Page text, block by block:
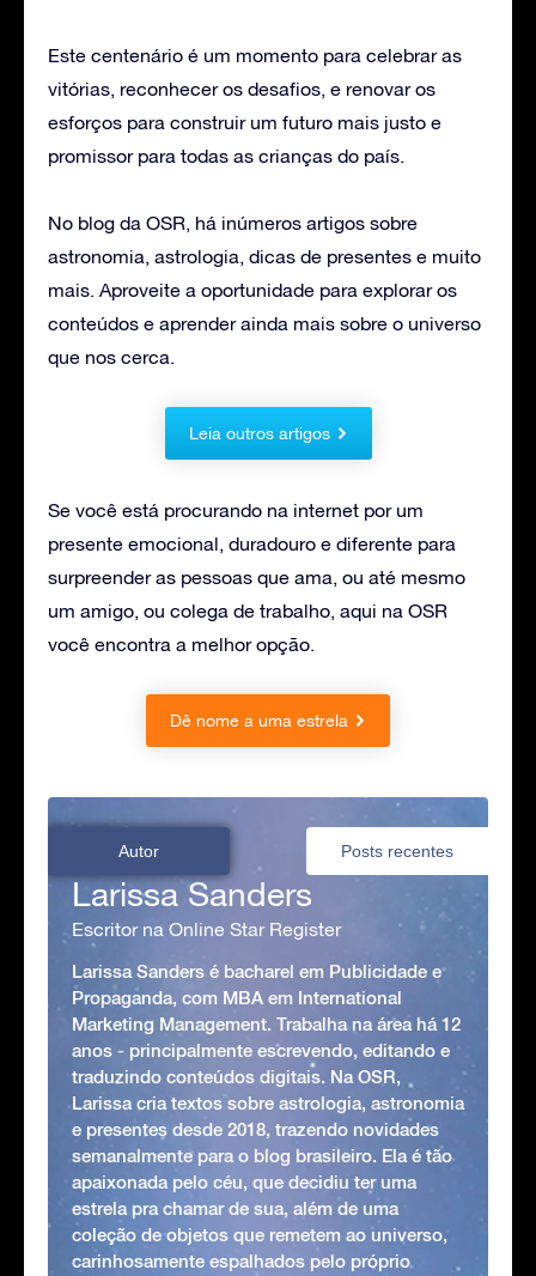
Este centenário é um momento para celebrar as
vitórias, reconhecer os desafios, e renovar os
esforços para construir um futuro mais justo e
promissor para todas as crianças do país.
No blog da OSR, há inúmeros artigos sobre
astronomia, astrologia, dicas de presentes e muito
mais. Aproveite a oportunidade para explorar os
conteúdos e aprender ainda mais sobre o universo
que nos cerca.
Leia outros artigos
Se você está procurando na internet por um
presente emocional, duradouro e diferente para
surpreender as pessoas que ama, ou até mesmo
um amigo, ou colega de trabalho, aqui na OSR
você encontra a melhor opção.
Dê nome a uma estrela
Autor Posts recentes
Larissa Sanders
Escritor na Online Star Register
Larissa Sanders é bacharel em Publicidade e
Propaganda, com MBA em International
Marketing Management. Trabalha na área há 12
anos - principalmente escrevendo, editando e
traduzindo conteúdos digitais. Na OSR,
Larissa cria textos sobre astrologia, astronomia
e presentes desde 2018, trazendo novidades
semanalmente para o blog brasileiro. Ela é tão
apaixonada pelo céu, que decidiu ter uma
estrela pra chamar de sua, além de uma
coleção de objetos que remetem ao universo,
carinhosamente espalhados pelo próprio